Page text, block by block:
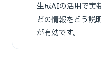
生成AIの活用で実
どの情報をどう説
が有効です。